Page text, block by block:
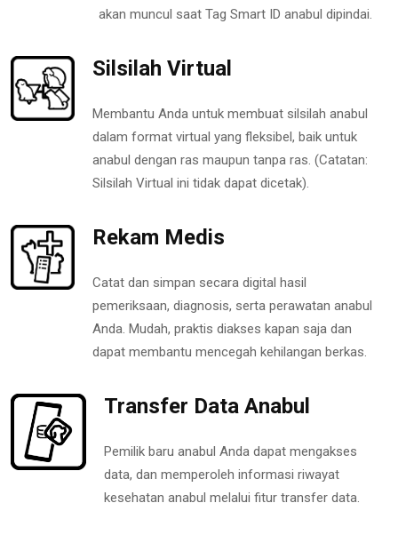
akan muncul saat Tag Smart ID anabul dipindai.
Silsilah Virtual
Membantu Anda untuk membuat silsilah anabul
dalam format virtual yang fleksibel, baik untuk
anabul dengan ras maupun tanpa ras. (Catatan:
Silsilah Virtual ini tidak dapat dicetak).
Rekam Medis
Catat dan simpan secara digital hasil
pemeriksaan, diagnosis, serta perawatan anabul
Anda. Mudah, praktis diakses kapan saja dan
dapat membantu mencegah kehilangan berkas.
Transfer Data Anabul
Pemilik baru anabul Anda dapat mengakses
data, dan memperoleh informasi riwayat
kesehatan anabul melalui fitur transfer data.